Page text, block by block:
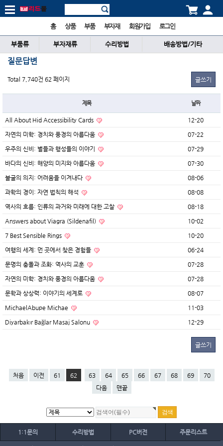
홈 상품 부품 부자재 회원가입 로그인
부품류 부자재류 수리방법 배송방법/기타
질문답변
Total 7,740건 62 페이지 글쓰기
제목 날짜
All About Hid Accessibility Cards 12-20
자연의 미학: 경치와 풍경의 아름다움 07-22
우주의 신비: 별들과 행성들의 이야기 07-29
바다의 신비: 해양의 미지와 아름다움 07-30
불굴의 의지: 어려움을 이겨내다 08-06
과학의 경이: 자연 법칙의 해석 08-08
역사의 흐름: 인류의 과거와 미래에 대한 고찰 08-18
Answers about Viagra (Sildenafil) 10-02
7 Best Sensible Rings 10-20
여행의 세계: 먼 곳에서 찾은 경험들 06-24
문명의 충돌과 조화: 역사의 교훈 07-28
자연의 미학: 경치와 풍경의 아름다움 07-28
문학과 상상력: 이야기의 세계로 08-07
MichaelAbupe Michae 11-03
Diyarbakır Bağlar Masaj Salonu 12-29
글쓰기
처음 이전 61 62 63 64 65 66 67 68 69
70
다음
맨끝
1:1문의 수리방법 PC버전 주문리스트